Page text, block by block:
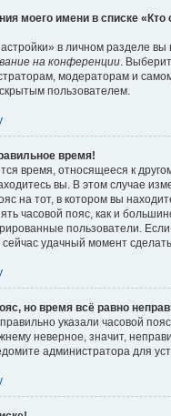
моего имени в списке «Кто
в личном разделе
на конференции.
модераторам и
пользователем.
время!
время, относящееся к
вы. В этом случае
на тот, в котором вы
часовой пояс, как и
пользователи.
удачный момент
но время всё равно
указали часовой
неверное, значит,
администратора для